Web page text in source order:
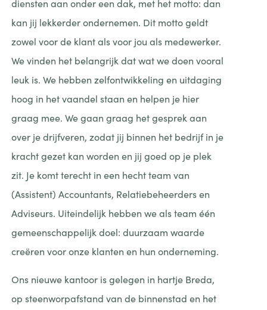
diensten aan onder een dak, met het motto: dan
kan jij lekkerder ondernemen. Dit motto geldt
zowel voor de klant als voor jou als medewerker.
We vinden het belangrijk dat wat we doen vooral
leuk is. We hebben zelfontwikkeling en uitdaging
hoog in het vaandel staan en helpen je hier
graag mee. We gaan graag het gesprek aan
over je drijfveren, zodat jij binnen het bedrijf in je
kracht gezet kan worden en jij goed op je plek
zit. Je komt terecht in een hecht team van
(Assistent) Accountants, Relatiebeheerders en
Adviseurs. Uiteindelijk hebben we als team één
gemeenschappelijk doel: duurzaam waarde
creëren voor onze klanten en hun onderneming.
Ons nieuwe kantoor is gelegen in hartje Breda,
op steenworpafstand van de binnenstad en het